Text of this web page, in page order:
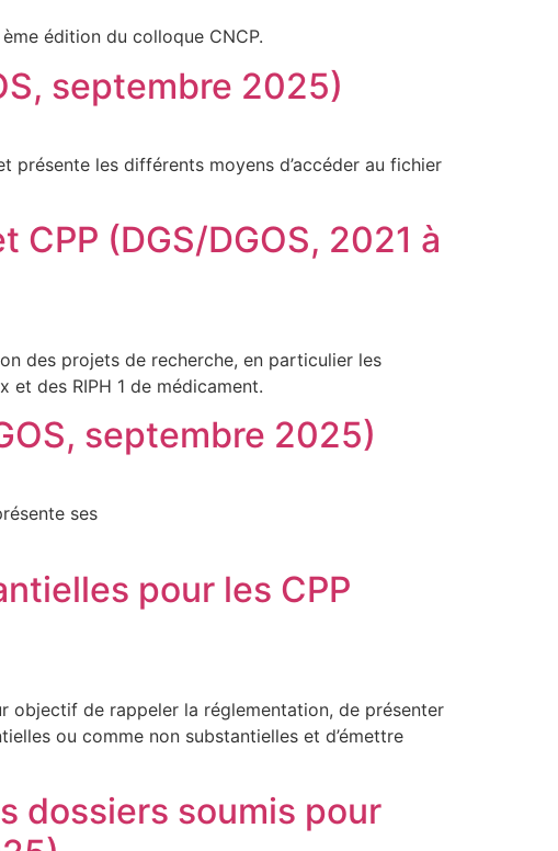
édition du colloque CNCP.
septembre 2025)
les différents moyens d’accéder au fichier
(DGS/DGOS, 2021 à
des projets de recherche, en particulier les
des RIPH 1 de médicament.
septembre 2025)
ses
pour les CPP
objectif de rappeler la réglementation, de présenter
ou comme non substantielles et d’émettre
dossiers soumis pour